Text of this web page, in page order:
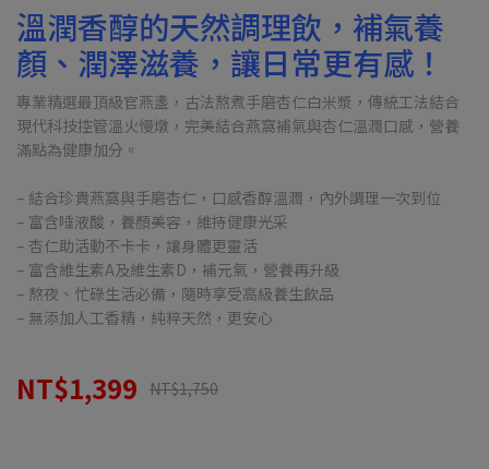
溫潤香醇的天然調理飲，補氣養
顏、潤澤滋養，讓日常更有感！
專業精選最頂級官燕盞，古法熬煮手磨杏仁白米漿，傳統工法結合
現代科技控管溫火慢燉，完美結合燕窩補氣與杏仁溫潤口感，營養
滿點為健康加分。
– 結合珍貴燕窩與手磨杏仁，口感香醇溫潤，內外調理一次到位
– 富含唾液酸，養顏美容，維持健康光采
– 杏仁助活動不卡卡，讓身體更靈活
– 富含維生素A及維生素D，補元氣，營養再升級
– 熬夜、忙碌生活必備，隨時享受高級養生飲品
– 無添加人工香精，純粹天然，更安心
NT$1,399 NT$1,750